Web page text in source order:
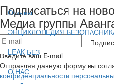
Отзывы
ЭНЦИКЛОПЕДИЯ
LEAK-БЕЗ
О НАС
Подписаться на
Медиа группы
Введите ваш E-mail
Отправляя данную форму вы
конфиденциальности